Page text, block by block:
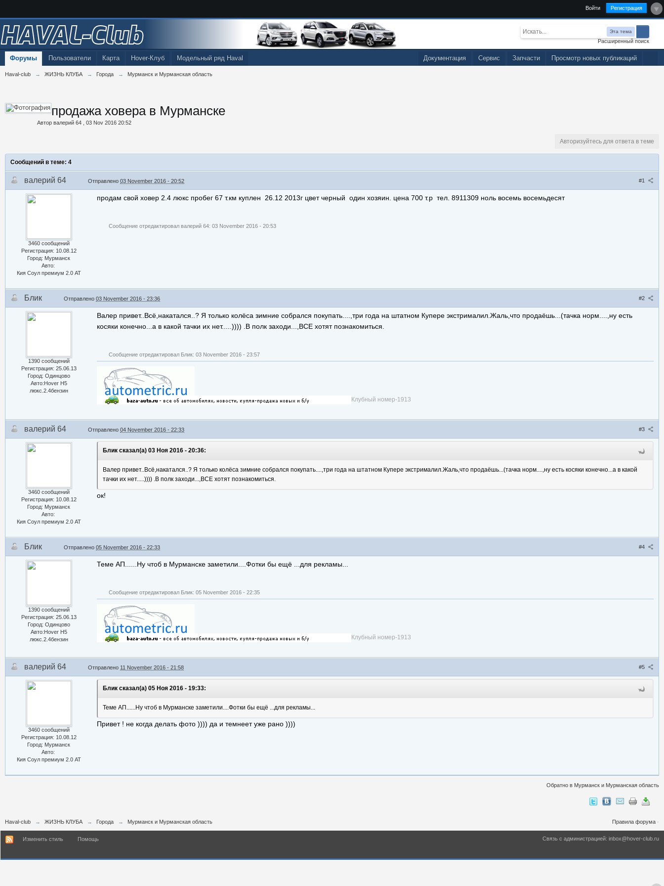
Войти Регистрация
HAVAL-Club Эта тема
Расширенный поиск
Просмотр новых публикаций
Карта Hover-Клуб Модельный ряд Haval Запчасти
Сервис
Документация
Форумы Пользователи
Haval-club → ЖИЗНЬ КЛУБА → Города → Мурманск и Мурманская область
продажа ховера в Мурманске
Автор валерий 64 03 Nov 2016 20:52
Авторизуйтесь для ответа в теме
Сообщений в теме: 4
валерий 64 Отправлено 03 November 2016 - 20:52 #1
3460 сообщений
Регистрация: 10.08.12
Город: Мурманск
Авто:
Кия Соул премиум 2.0 АТ
продам свой ховер 2.4 люкс пробег 67 т.км куплен 26.12 2013г цвет черный один хозяин. цена 700 т.р тел. 8911309 ноль восемь восемьдесят
Сообщение отредактировал валерий 64: 03 November 2016 - 20:53
Блик Отправлено 03 November 2016 - 23:36 #2
1390 сообщений
Регистрация: 25.06.13
Город: Одинцово
Авто:Hover H5
люкс.2.4бензин
Валер привет..Всё,накатался..? Я только колёса зимние собрался покупать....,три года на штатном Купере экстрималил.Жаль,что продаёшь...(тачка норм....,ну есть
косяки конечно...а в какой тачки их нет.....)))) .В полк заходи...,ВСЕ хотят познакомиться.
Сообщение отредактировал Блик: 03 November 2016 - 23:57
Клубный номер-1913
валерий 64 Отправлено 04 November 2016 - 22:33 #3
3460 сообщений
Регистрация: 10.08.12
Город: Мурманск
Авто:
Кия Соул премиум 2.0 АТ
Блик сказал(а) 03 Ноя 2016 - 20:36:
Валер привет..Всё,накатался..? Я только колёса зимние собрался покупать....,три года на штатном Купере экстрималил.Жаль,что продаёшь...(тачка норм....,ну есть косяки конечно...а в какой
тачки их нет.....)))) .В полк заходи...,ВСЕ хотят познакомиться.
ок!
Блик Отправлено 05 November 2016 - 22:33 #4
1390 сообщений
Регистрация: 25.06.13
Город: Одинцово
Авто:Hover H5
люкс.2.4бензин
Теме АП......Ну чтоб в Мурманске заметили....Фотки бы ещё ...для рекламы...
Сообщение отредактировал Блик: 05 November 2016 - 22:35
Клубный номер-1913
валерий 64 Отправлено 11 November 2016 - 21:58 #5
3460 сообщений
Регистрация: 10.08.12
Город: Мурманск
Авто:
Кия Соул премиум 2.0 АТ
Блик сказал(а) 05 Ноя 2016 - 19:33:
Теме АП......Ну чтоб в Мурманске заметили....Фотки бы ещё ...для рекламы...
Привет ! не когда делать фото )))) да и темнеет уже рано ))))
Обратно в Мурманск и Мурманская область
Haval-club → ЖИЗНЬ КЛУБА → Города → Мурманск и Мурманская область Правила форума ·
Связь с администрацией: inbox@hover-club.ru
Изменить стиль Помощь